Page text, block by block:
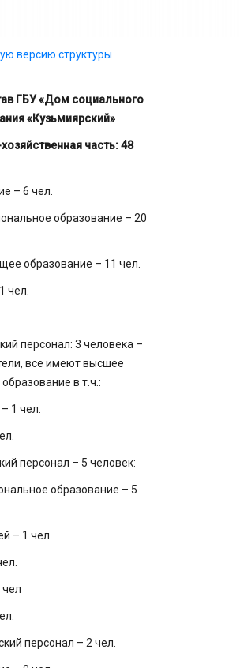
версию структуры
ГБУ «Дом социального
«Кузьмиярский»
часть: 48
– 6 чел.
образование – 20
образование – 11 чел.
чел.
персонал: 3 человека –
все имеют высшее
в т.ч.:
1 чел.
персонал – 5 человек:
образование – 5
– 1 чел.
чел
персонал – 2 чел.